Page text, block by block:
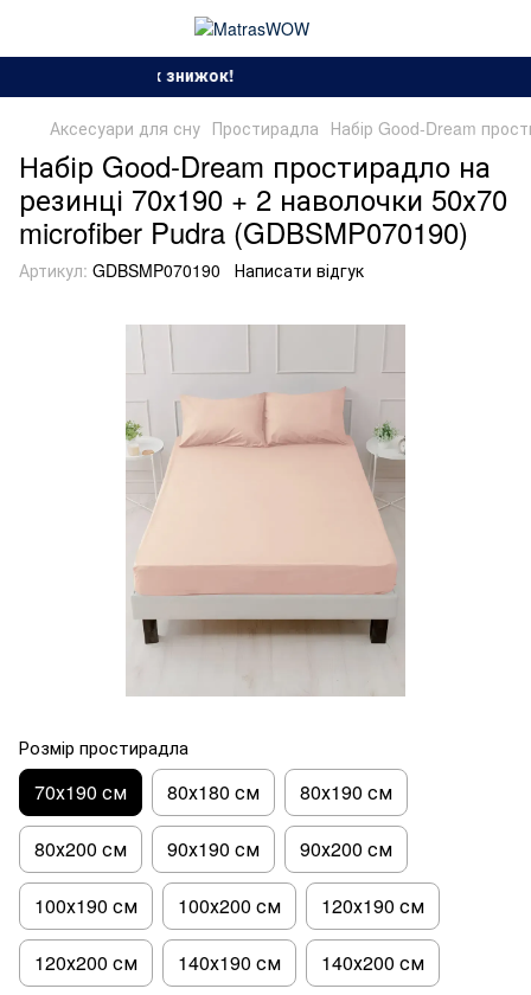
спекотних знижок!
Аксесуари для сну Простирадла Набір Good-Dream
Набір Good-Dream простирадло на
резинці 70х190 + 2 наволочки 50х70
microfiber Pudra (GDBSMP070190)
Артикул: GDBSMP070190 Написати відгук
Розмір простирадла
70х190 см 80х180 см 80х190 см
80х200 см 90х190 см 90х200 см
100х190 см 100х200 см 120х190 см
120х200 см 140х190 см 140х200 см